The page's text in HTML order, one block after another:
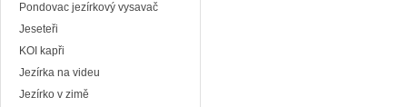
Pondovac jezírkový vysavač
Jeseteři
KOI kapři
Jezírka na videu
Jezírko v zimě